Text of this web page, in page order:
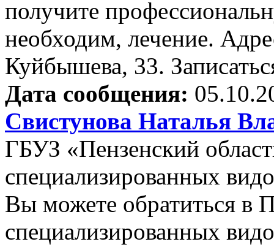
получите
необходим, лечение.
Куйбышева, 33.
Дата сообщения:
Свистунова Наталья
ГБУЗ «Пензенский
специализированных
Вы можете обратиться в
специализированных